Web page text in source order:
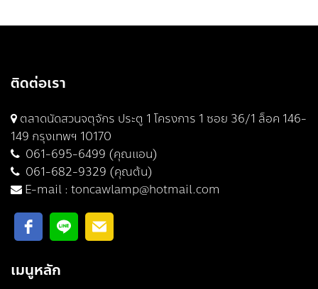
ติดต่อเรา
ตลาดนัดสวนจตุจักร ประตู 1 โครงการ 1 ซอย 36/1 ล็อค 146-
149 กรุงเทพฯ 10170
061-695-6499 (คุณแอน)
061-682-9329 (คุณต้น)
E-mail : toncawlamp@hotmail.com
เมนูหลัก